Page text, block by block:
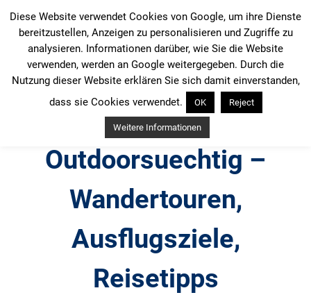
Inhalt
springen
Outdoorsuechtig –
Wandertouren,
Ausflugsziele,
Reisetipps
Diese Website verwendet Cookies von Google, um ihre Dienste
bereitzustellen, Anzeigen zu personalisieren und Zugriffe zu
analysieren. Informationen darüber, wie Sie die Website
verwenden, werden an Google weitergegeben. Durch die
Nutzung dieser Website erklären Sie sich damit einverstanden,
dass sie Cookies verwendet.
OK Reject
Weitere Informationen